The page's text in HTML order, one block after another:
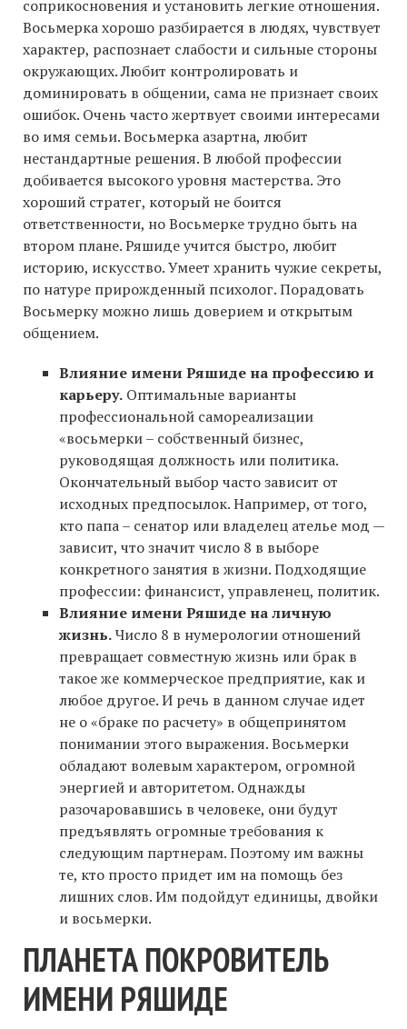
соприкосновения и установить легкие отношения.
Восьмерка хорошо разбирается в людях, чувствует
характер, распознает слабости и сильные стороны
окружающих. Любит контролировать и
доминировать в общении, сама не признает своих
ошибок. Очень часто жертвует своими интересами
во имя семьи. Восьмерка азартна, любит
нестандартные решения. В любой профессии
добивается высокого уровня мастерства. Это
хороший стратег, который не боится
ответственности, но Восьмерке трудно быть на
втором плане. Ряшиде учится быстро, любит
историю, искусство. Умеет хранить чужие секреты,
по натуре прирожденный психолог. Порадовать
Восьмерку можно лишь доверием и открытым
общением.
Влияние имени Ряшиде на профессию и
карьеру. Оптимальные варианты
профессиональной самореализации
«восьмерки – собственный бизнес,
руководящая должность или политика.
Окончательный выбор часто зависит от
исходных предпосылок. Например, от того,
кто папа – сенатор или владелец ателье мод —
зависит, что значит число 8 в выборе
конкретного занятия в жизни. Подходящие
профессии: финансист, управленец, политик.
Влияние имени Ряшиде на личную
жизнь.Число 8 в нумерологии отношений
превращает совместную жизнь или брак в
такое же коммерческое предприятие, как и
любое другое. И речь в данном случае идет
не о «браке по расчету» в общепринятом
понимании этого выражения. Восьмерки
обладают волевым характером, огромной
энергией и авторитетом. Однажды
разочаровавшись в человеке, они будут
предъявлять огромные требования к
следующим партнерам. Поэтому им важны
те, кто просто придет им на помощь без
лишних слов. Им подойдут единицы, двойки
и восьмерки.
ПЛАНЕТА ПОКРОВИТЕЛЬ
ИМЕНИ РЯШИДЕ